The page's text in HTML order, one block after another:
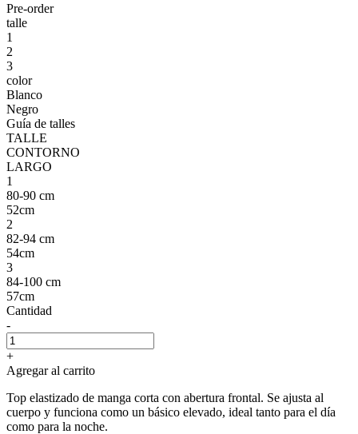
Pre-order
talle
1
2
3
color
Blanco
Negro
Guía de talles
TALLE
CONTORNO
LARGO
1
80-90 cm
52cm
2
82-94 cm
54cm
3
84-100 cm
57cm
Cantidad
-
+
Agregar al carrito
Top elastizado de manga corta con abertura frontal. Se ajusta al
cuerpo y funciona como un básico elevado, ideal tanto para el día
como para la noche.